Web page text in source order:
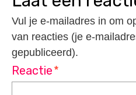
Vul je e-mailadres in om
van reacties (je e-
gepubliceerd).
Reactie*